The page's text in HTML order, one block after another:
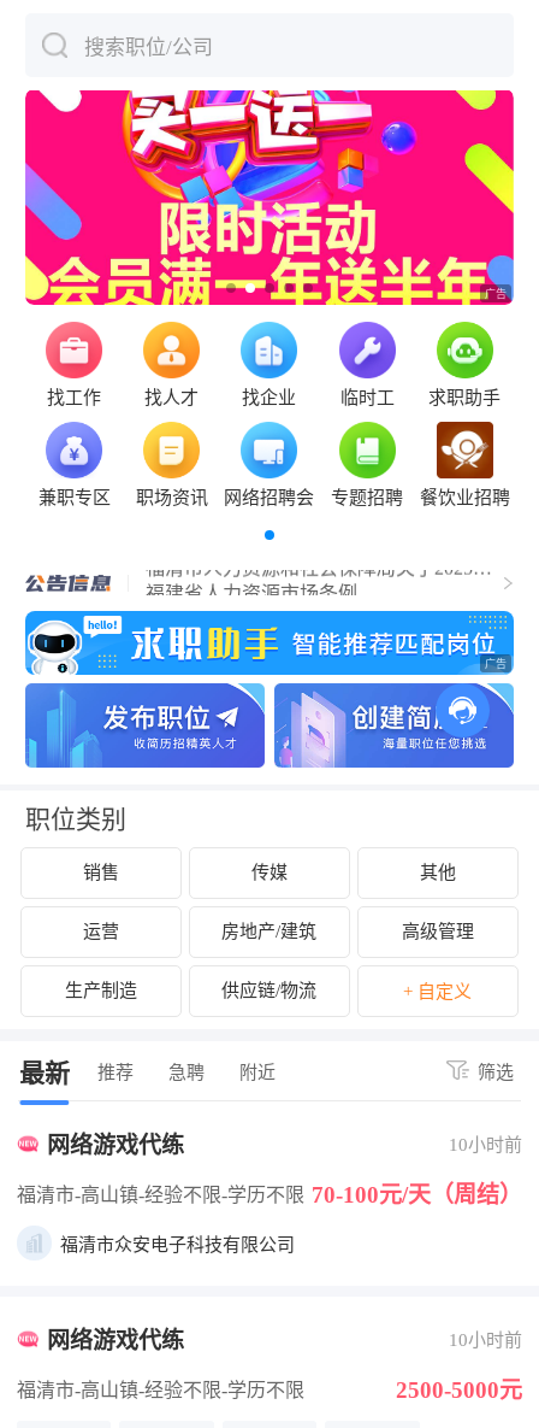
搜索职位/公司
找工作 找人才 找企业 临时工 求职助手
兼职专区 职场资讯 网络招聘会 专题招聘 餐饮业招聘
福清市事业单位公开招聘工作人员（含参
聘和控制数人员）的公告
福建省人力资源市场条例
关于拟认定2025年福清市第二批吸纳重点
群体就业认定的企业名单的公示
关于开展2024年度企业劳动保障守法诚信
等级评价工作的公告
关于公布2024年度福清市经营性人力资源
服务机构年度报告结果的通知
关于拟拨付2025年2月份福清市失业保险支
持参保职工提升职业技能补贴的公示
关于征集2025年“好年华 聚福州”大学生暑
期社会实践岗位的通知
关于2024年度福清市民办职业培训机构年
检年报情况的公示
关于拟拨付我市2025年3月职业培训 “见证
职位类别
销售 传媒 其他
运营 房地产/建筑 高级管理
生产制造 供应链/物流 + 自定义
最新 推荐 急聘 附近 筛选
网络游戏代练 10小时前
福清市-高山镇-经验不限-学历不限 70-100元/天（周结）
福清市众安电子科技有限公司
网络游戏代练 10小时前
福清市-高山镇-经验不限-学历不限 2500-5000元